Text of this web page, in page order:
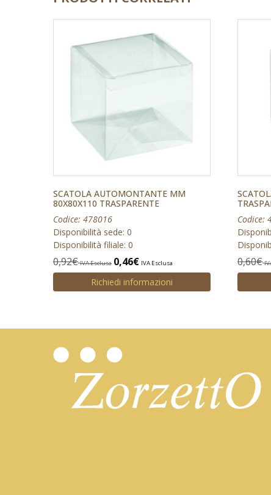
SCATOLA AUTOMONTANTE MM
80X80X110 TRASPARENTE
Codice: 478016
Disponibilità sede: 0
Disponibilità filiale: 0
0,92€ IVA Esclusa 0,46€ IVA Esclusa
Richiedi informazioni
Codice:
0,60€